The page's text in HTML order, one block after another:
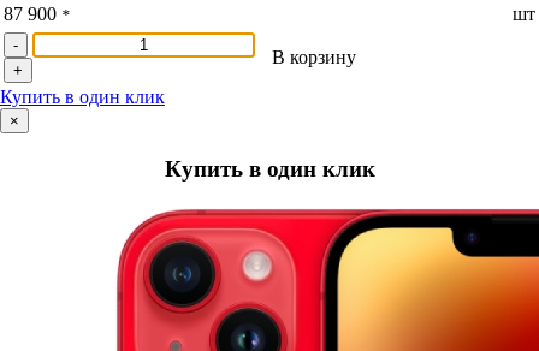
87 900 * шт
-
+
В корзину
Купить в один клик
×
Купить в один клик